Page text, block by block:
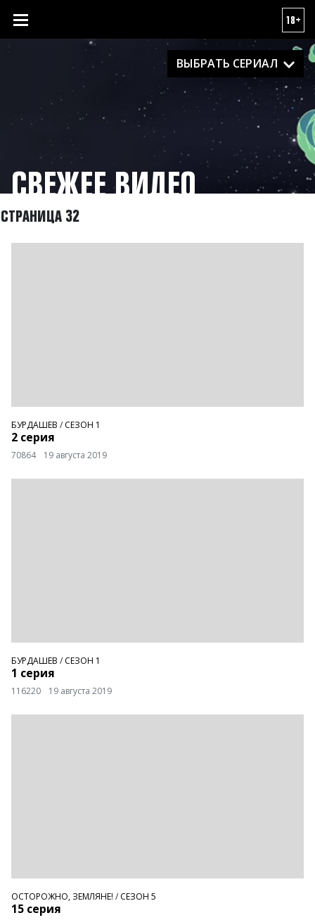
18+
ВЫБРАТЬ СЕРИАЛ
СВЕЖЕЕ ВИДЕО
СТРАНИЦА 32
БУРДАШЕВ / СЕЗОН 1
2 серия
70864 19 августа 2019
БУРДАШЕВ / СЕЗОН 1
1 серия
116220 19 августа 2019
ОСТОРОЖНО, ЗЕМЛЯНЕ! / СЕЗОН 5
15 серия